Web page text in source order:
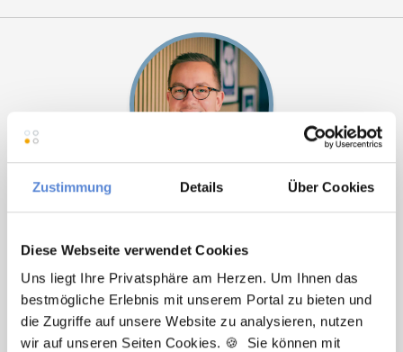
Zustimmung Details Über Cookies
Diese Webseite verwendet Cookies
Uns liegt Ihre Privatsphäre am Herzen. Um Ihnen das
bestmögliche Erlebnis mit unserem Portal zu bieten und
die Zugriffe auf unsere Website zu analysieren, nutzen
wir auf unseren Seiten Cookies. 🍪 Sie können mit
Marcel Willing
Sie haben Fragen zu unseren Stellenanzeigen oder
benötigen Unterstützung beim Ausfüllen Ihres
Bewerberprofils? Kontaktieren Sie mich einfach, ich
helfe Ihnen gerne weiter!